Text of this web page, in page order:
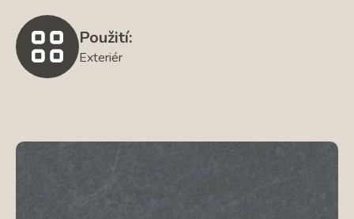
Použití:
Exteriér